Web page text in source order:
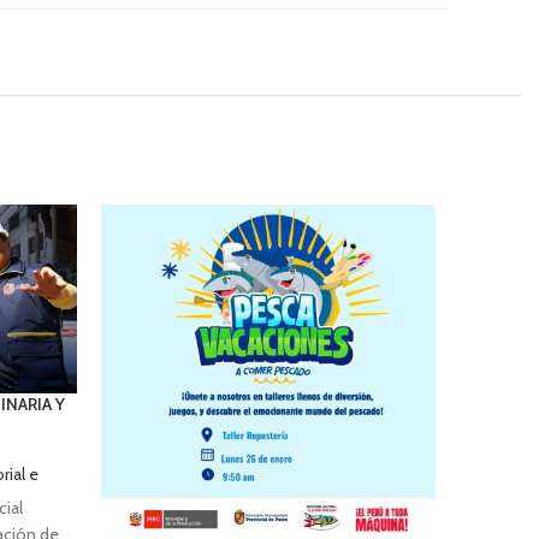
Presupuesto Participativo 2022
Audiencia Publica I 2025
Y
e
de